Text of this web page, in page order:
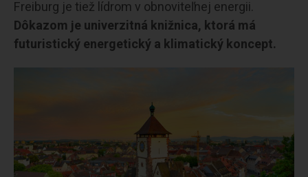
Freiburg je tiež lídrom v obnoviteľnej energii.
Dôkazom je univerzitná knižnica, ktorá má
futuristický energetický a klimatický koncept.